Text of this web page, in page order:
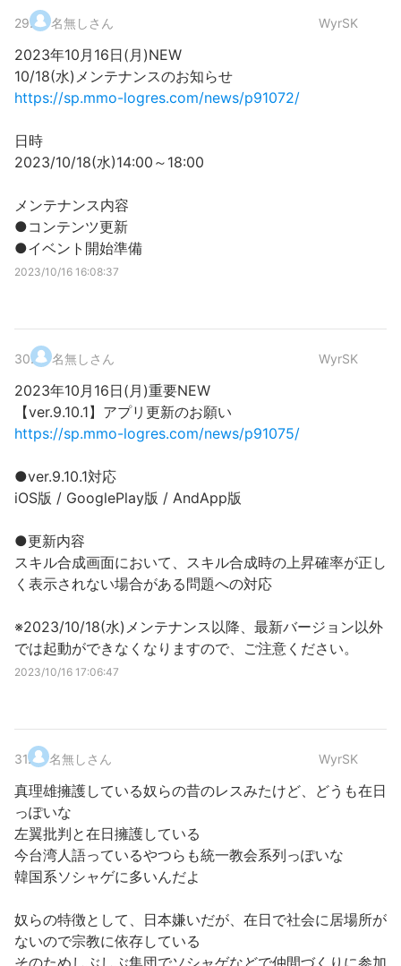
29. 名無しさん WyrSK
2023年10月16日(月)NEW
10/18(水)メンテナンスのお知らせ
https://sp.mmo-logres.com/news/p91072/
日時
2023/10/18(水)14:00～18:00
メンテナンス内容
●コンテンツ更新
●イベント開始準備
2023/10/16 16:08:37
30. 名無しさん WyrSK
2023年10月16日(月)重要NEW
【ver.9.10.1】アプリ更新のお願い
https://sp.mmo-logres.com/news/p91075/
●ver.9.10.1対応
iOS版 / GooglePlay版 / AndApp版
●更新内容
スキル合成画面において、スキル合成時の上昇確率が正し
く表示されない場合がある問題への対応
※2023/10/18(水)メンテナンス以降、最新バージョン以外
では起動ができなくなりますので、ご注意ください。
2023/10/16 17:06:47
31. 名無しさん WyrSK
真理雄擁護している奴らの昔のレスみたけど、どうも在日
っぽいな
左翼批判と在日擁護している
今台湾人語っているやつらも統一教会系列っぽいな
韓国系ソシャゲに多いんだよ
奴らの特徴として、日本嫌いだが、在日で社会に居場所が
ないので宗教に依存している